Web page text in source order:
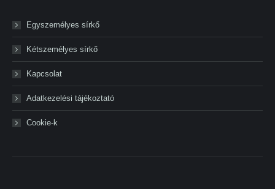
Egyszemélyes sírkő
Kétszemélyes sírkő
Kapcsolat
Adatkezelési tájékoztató
Cookie-k